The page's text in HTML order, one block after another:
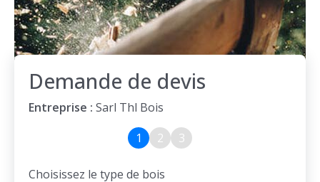
CALCULER SA CONSOMMATION
TROUVER SON FOURNISSEUR
BLOG
ESPACE PRO
Demande de devis
Entreprise : Sarl Thl Bois
1
2 3
Choisissez le type de bois